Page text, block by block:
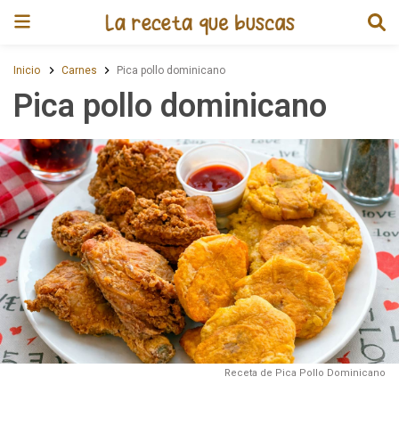
Inicio Carnes Pica pollo dominicano
Pica pollo dominicano
Receta de Pica Pollo Dominicano